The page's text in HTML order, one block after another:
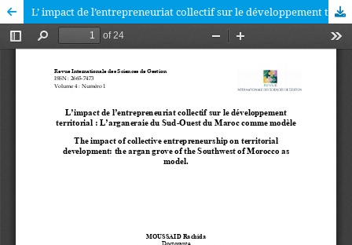
L’ impact de l’entrepreneuriat collectif sur le développement territorial : L’arganeraie du Sud-Ouest du Maroc comme modèle